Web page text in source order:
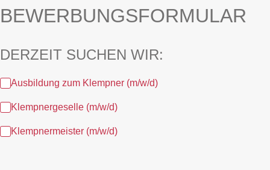
BEWERBUNGSFORMULAR
DERZEIT SUCHEN WIR:
Ausbildung zum Klempner (m/w/d)
Klempnergeselle (m/w/d)
Klempnermeister (m/w/d)